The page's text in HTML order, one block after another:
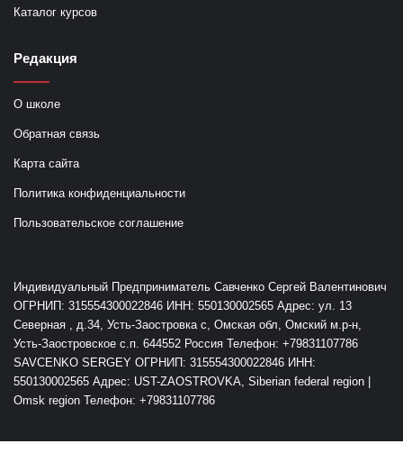
Каталог курсов
Редакция
О школе
Обратная связь
Карта сайта
Политика конфиденциальности
Пользовательское соглашение
Индивидуальный Предприниматель Савченко Сергей Валентинович
ОГРНИП: 315554300022846 ИНН: 550130002565 Адрес: ул. 13
Северная , д.34, Усть-Заостровка с, Омская обл, Омский м.р-н,
Усть-Заостровское с.п. 644552 Россия Телефон: +79831107786
SAVCENKO SERGEY ОГРНИП: 315554300022846 ИНН:
550130002565 Адрес: UST-ZAOSTROVKA, Siberian federal region |
Omsk region Телефон: +79831107786